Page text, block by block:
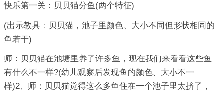
快乐第一关：贝贝猫分鱼(两个特征)
(出示教具：贝贝猫，池子里颜色、大小不同但形状相同的
鱼若干)
师：贝贝猫在池塘里养了许多鱼，现在我们来看看这些鱼
有什么不一样?(幼儿观察后发现鱼的颜色、大小不一
样)2、师：贝贝猫觉得这么多鱼住在一个池子里太挤了，